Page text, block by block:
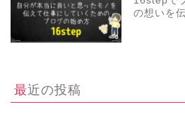
の想いを
最近の投稿